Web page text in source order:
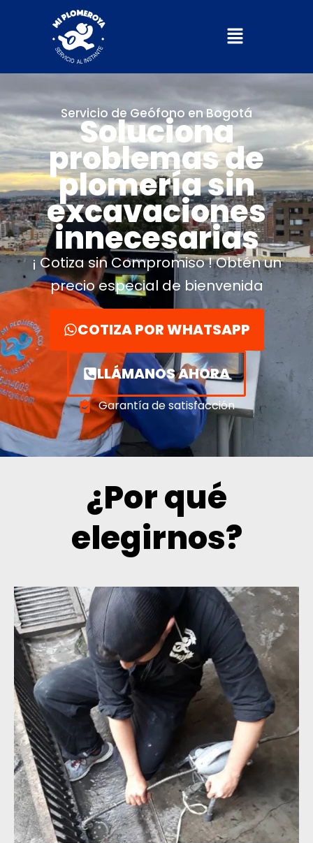
Menú
Servicio de Geófono en Bogotá
Soluciona
problemas de
plomería sin
excavaciones
innecesarias
¡ Cotiza sin Compromiso ! Obtén un
precio especial de bienvenida
COTIZA POR WHATSAPP
LLÁMANOS AHORA
Garantía de satisfacción
¿Por qué
elegirnos?